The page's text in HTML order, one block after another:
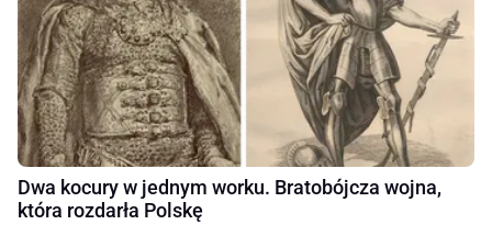
Dwa kocury w jednym worku. Bratobójcza wojna,
która rozdarła Polskę